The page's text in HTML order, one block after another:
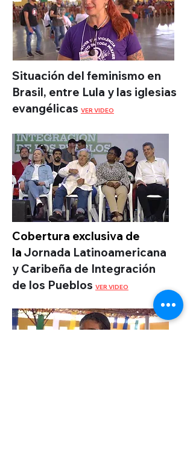
Situación del feminismo en
Brasil, entre Lula y las iglesias
evangélicas VER VIDEO
Cobertura exclusiva de
la Jornada Latinoamericana
y Caribeña de Integración
de los Pueblos VER VIDEO